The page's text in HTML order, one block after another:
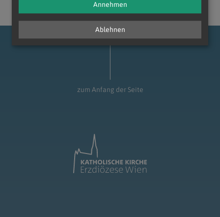
zum Anfang der Seite
Ablehnen
Annehmen